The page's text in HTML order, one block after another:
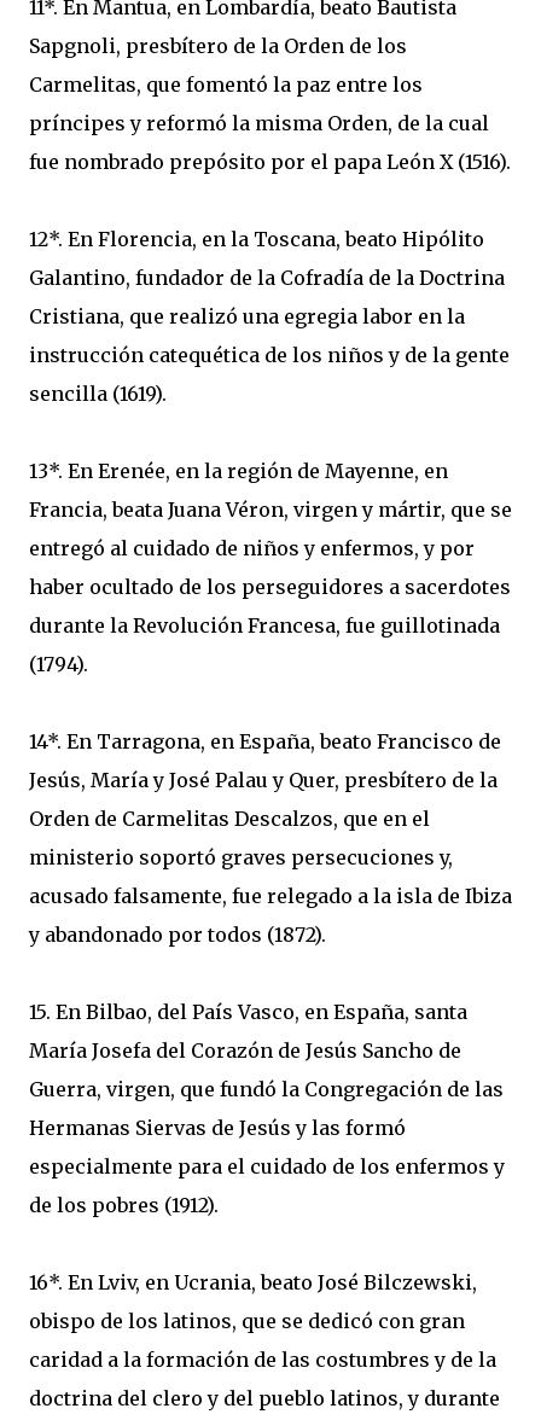
11*. En Mantua, en Lombardía, beato Bautista
Sapgnoli, presbítero de la Orden de los
Carmelitas, que fomentó la paz entre los
príncipes y reformó la misma Orden, de la cual
fue nombrado prepósito por el papa León X (1516).
12*. En Florencia, en la Toscana, beato Hipólito
Galantino, fundador de la Cofradía de la Doctrina
Cristiana, que realizó una egregia labor en la
instrucción catequética de los niños y de la gente
sencilla (1619).
13*. En Erenée, en la región de Mayenne, en
Francia, beata Juana Véron, virgen y mártir, que se
entregó al cuidado de niños y enfermos, y por
haber ocultado de los perseguidores a sacerdotes
durante la Revolución Francesa, fue guillotinada
(1794).
14*. En Tarragona, en España, beato Francisco de
Jesús, María y José Palau y Quer, presbítero de la
Orden de Carmelitas Descalzos, que en el
ministerio soportó graves persecuciones y,
acusado falsamente, fue relegado a la isla de Ibiza
y abandonado por todos (1872).
15. En Bilbao, del País Vasco, en España, santa
María Josefa del Corazón de Jesús Sancho de
Guerra, virgen, que fundó la Congregación de las
Hermanas Siervas de Jesús y las formó
especialmente para el cuidado de los enfermos y
de los pobres (1912).
16*. En Lviv, en Ucrania, beato José Bilczewski,
obispo de los latinos, que se dedicó con gran
caridad a la formación de las costumbres y de la
doctrina del clero y del pueblo latinos, y durante